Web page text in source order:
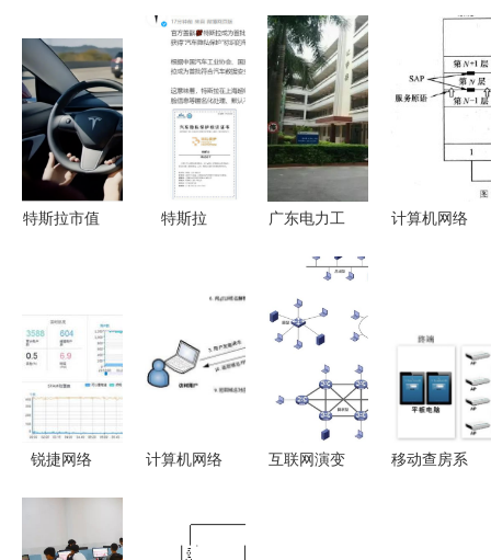
特斯拉市值
马斯克短暂
中国行释放
何种信号？
特斯拉
全信任的外
企标杆
广东电力工
机网络技术
服务专业介
绍
计算机网络
其信息转咨
询
锐捷网络
计算机网络
浅出理解域
互联网演变
移动查房系